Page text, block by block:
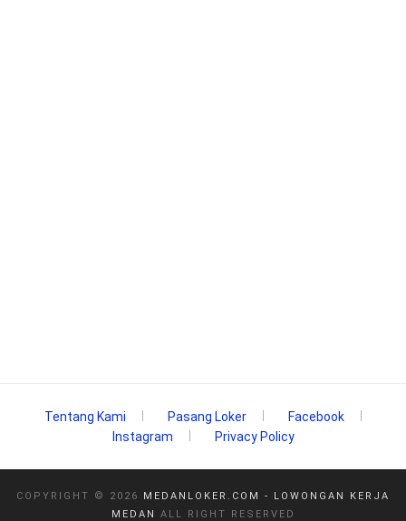
Tentang Kami Pasang Loker
Facebook
Instagram
Privacy Policy
COPYRIGHT © 2026
MEDANLOKER.COM - LOWONGAN KERJA
MEDAN
ALL RIGHT RESERVED